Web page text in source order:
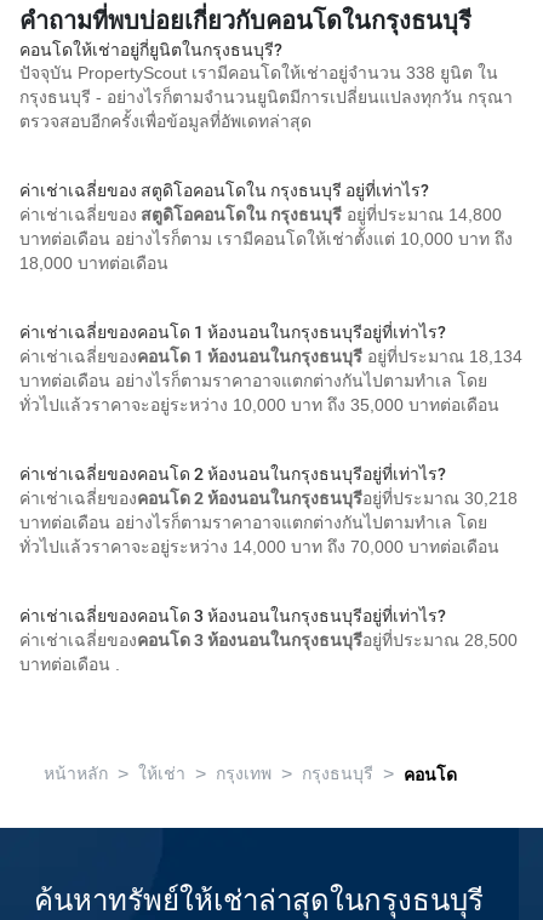
คำถามที่พบบ่อยเกี่ยวกับคอนโดในกรุงธนบุรี
คอนโดให้เช่าอยู่กี่ยูนิตในกรุงธนบุรี?
ปัจจุบัน PropertyScout เรามีคอนโดให้เช่าอยู่จำนวน 338 ยูนิต ใน
กรุงธนบุรี - อย่างไรก็ตามจำนวนยูนิตมีการเปลี่ยนแปลงทุกวัน กรุณา
ตรวจสอบอีกครั้งเพื่อข้อมูลที่อัพเดทล่าสุด
ค่าเช่าเฉลี่ยของ สตูดิโอคอนโดใน กรุงธนบุรี อยู่ที่เท่าไร?
ค่าเช่าเฉลี่ยของ สตูดิโอคอนโดใน กรุงธนบุรี อยู่ที่ประมาณ 14,800
บาทต่อเดือน อย่างไรก็ตาม เรามีคอนโดให้เช่าตั้งแต่ 10,000 บาท ถึง
18,000 บาทต่อเดือน
ค่าเช่าเฉลี่ยของคอนโด 1 ห้องนอนในกรุงธนบุรีอยู่ที่เท่าไร?
ค่าเช่าเฉลี่ยของคอนโด 1 ห้องนอนในกรุงธนบุรี อยู่ที่ประมาณ 18,134
บาทต่อเดือน อย่างไรก็ตามราคาอาจแตกต่างกันไปตามทำเล โดย
ทั่วไปแล้วราคาจะอยู่ระหว่าง 10,000 บาท ถึง 35,000 บาทต่อเดือน
ค่าเช่าเฉลี่ยของคอนโด 2 ห้องนอนในกรุงธนบุรีอยู่ที่เท่าไร?
ค่าเช่าเฉลี่ยของคอนโด 2 ห้องนอนในกรุงธนบุรีอยู่ที่ประมาณ 30,218
บาทต่อเดือน อย่างไรก็ตามราคาอาจแตกต่างกันไปตามทำเล โดย
ทั่วไปแล้วราคาจะอยู่ระหว่าง 14,000 บาท ถึง 70,000 บาทต่อเดือน
ค่าเช่าเฉลี่ยของคอนโด 3 ห้องนอนในกรุงธนบุรีอยู่ที่เท่าไร?
ค่าเช่าเฉลี่ยของคอนโด 3 ห้องนอนในกรุงธนบุรีอยู่ที่ประมาณ 28,500
บาทต่อเดือน .
หน้าหลัก > ให้เช่า > กรุงเทพ > กรุงธนบุรี > คอนโด
ค้นหาทรัพย์ให้เช่าล่าสุดในกรุงธนบุรี